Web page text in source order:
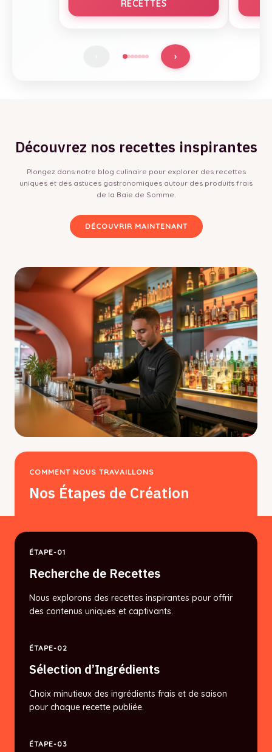
RECETTES
›
Découvrez nos recettes inspirantes
Plongez dans notre blog culinaire pour explorer des recettes
uniques et des astuces gastronomiques autour des produits frais
de la Baie de Somme.
DÉCOUVRIR MAINTENANT
COMMENT NOUS TRAVAILLONS
Nos Étapes de Création
ÉTAPE-01
Recherche de Recettes
Nous explorons des recettes inspirantes pour offrir
des contenus uniques et captivants.
ÉTAPE-02
Sélection d’Ingrédients
Choix minutieux des ingrédients frais et de saison
pour chaque recette publiée.
ÉTAPE-03